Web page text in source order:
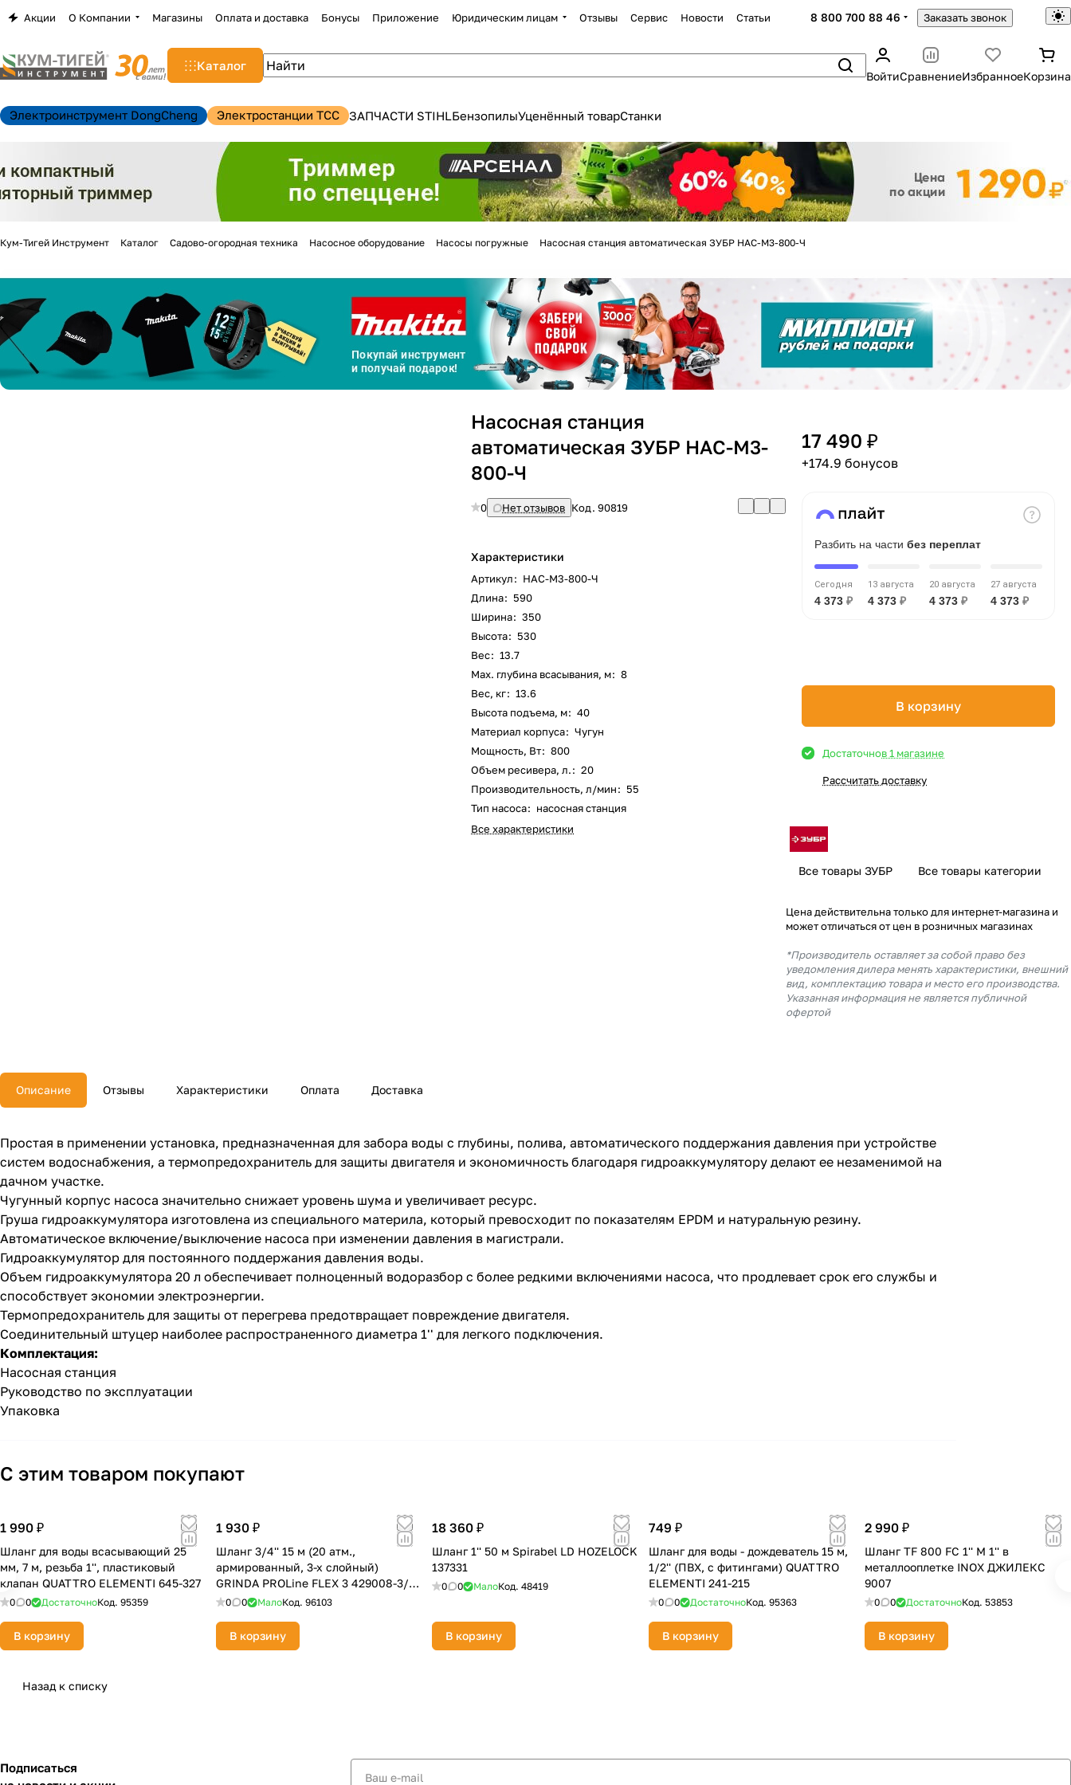
Акции О Компании Магазины Оплата и доставка Бонусы Приложение Юридическим лицам Отзывы Сервис Новости Статьи 8 800 700 88 46 Заказать звонок
Каталог
ВойтиСравнениеИзбранноеКорзина
Электроинструмент DongCheng Электростанции TCC ЗАПЧАСТИ STIHLБензопилыУценённый товарСтанки
Кум-Тигей Инструмент Каталог Садово-огородная техника Насосное оборудование Насосы погружные Насосная станция автоматическая ЗУБР НАС-М3-800-Ч
Насосная станция
автоматическая ЗУБР НАС-М3-
800-Ч
0 Нет отзывов Код.90819
Характеристики
Артикул: НАС-М3-800-Ч
Длина: 590
Ширина: 350
Высота: 530
Вес: 13.7
Max. глубина всасывания, м: 8
Вес, кг: 13.6
Высота подъема, м: 40
Материал корпуса: Чугун
Мощность, Вт: 800
Объем ресивера, л.: 20
Производительность, л/мин: 55
Тип насоса: насосная станция
Все характеристики
17 490 ₽
+174.9 бонусов
Разбить на части без переплат
Сегодня
4 373 ₽
13 августа
4 373 ₽
20 августа
4 373 ₽
27 августа
4 373 ₽
В корзину
Достаточнов 1 магазине
Рассчитать доставку
Все товары ЗУБР Все товары категории
Цена действительна только для интернет-магазина и
может отличаться от цен в розничных магазинах
*Производитель оставляет за собой право без
уведомления дилера менять характеристики, внешний
вид, комплектацию товара и место его производства.
Указанная информация не является публичной
офертой
Описание Отзывы Характеристики Оплата Доставка
Простая в применении установка, предназначенная для забора воды с глубины, полива, автоматического поддержания давления при устройстве
систем водоснабжения, а термопредохранитель для защиты двигателя и экономичность благодаря гидроаккумулятору делают ее незаменимой на
дачном участке.
Чугунный корпус насоса значительно снижает уровень шума и увеличивает ресурс.
Груша гидроаккумулятора изготовлена из специального материла, который превосходит по показателям EPDM и натуральную резину.
Автоматическое включение/выключение насоса при изменении давления в магистрали.
Гидроаккумулятор для постоянного поддержания давления воды.
Объем гидроаккумулятора 20 л обеспечивает полноценный водоразбор с более редкими включениями насоса, что продлевает срок его службы и
способствует экономии электроэнергии.
Термопредохранитель для защиты от перегрева предотвращает повреждение двигателя.
Соединительный штуцер наиболее распространенного диаметра 1'' для легкого подключения.
Комплектация:
Насосная станция
Руководство по эксплуатации
Упаковка
С этим товаром покупают
1 990 ₽
Шланг для воды всасывающий 25
мм, 7 м, резьба 1'', пластиковый
клапан QUATTRO ELEMENTI 645-327
0 0 ДостаточноКод. 95359
В корзину
1 930 ₽
Шланг 3/4'' 15 м (20 атм.,
армированный, 3-х слойный)
GRINDA PROLine FLEX 3 429008-3/4-
150 0 МалоКод.96103
В корзину
18 360 ₽
Шланг 1'' 50 м Spirabel LD HOZELOCK
137331
0 0 МалоКод.48419
В корзину
749 ₽
Шланг для воды - дождеватель 15 м,
1/2'' (ПВХ, с фитингами) QUATTRO
ELEMENTI 241-215
0 0 ДостаточноКод. 95363
В корзину
2 990 ₽
Шланг TF 800 FC 1'' M 1'' в
металлооплетке INOX ДЖИЛЕКС
9007
0 0 ДостаточноКод. 53853
В корзину
Назад к списку
Подписаться
Закрыть
Разбейтеоплату
на частибез переплат
График платежей
Оплачивайте сегодня только
% картой любого банка
Получайте товарвыбранный способом
Оставшиеся75% будутсписываться
с вашей картыпо25% каждые 2 недели